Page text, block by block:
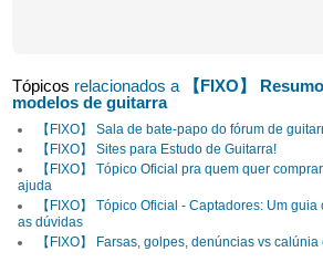
Tópicos relacionados a
【FIXO】
modelos de guitarra
【FIXO】 Sala de bate-papo do fórum de
【FIXO】 Sites para Estudo de Guitarra!
【FIXO】 Tópico Oficial pra quem quer
ajuda
【FIXO】 Tópico Oficial - Captadores: Um
as dúvidas
【FIXO】 Farsas, golpes, denúncias vs